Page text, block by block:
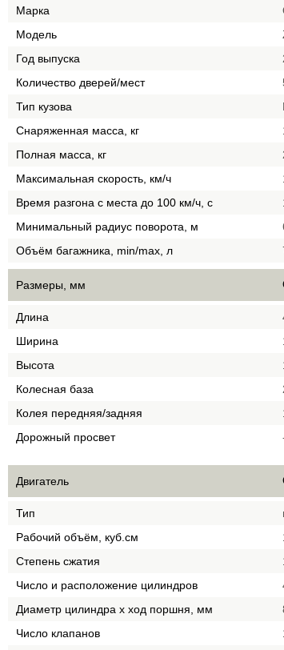
Марка
Модель
Год выпуска
Количество дверей/мест
Тип кузова
Снаряженная масса, кг
Полная масса, кг
Максимальная скорость, км/ч
Время разгона с места до 100 км/ч, с
Минимальный радиус поворота, м
Объём багажника, min/max, л
Размеры, мм
Длина
Ширина
Высота
Колесная база
Колея передняя/задняя
Дорожный просвет
Двигатель
Тип
Рабочий объём, куб.см
Степень сжатия
Число и расположение цилиндров
Диаметр цилиндра х ход поршня, мм
Число клапанов